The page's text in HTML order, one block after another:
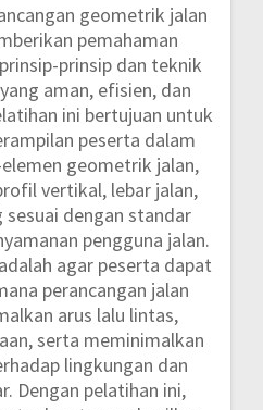
geometrik jalan
pemahaman
prinsip dan teknik
aman, efisien, dan
ini bertujuan untuk
peserta dalam
geometrik jalan,
vertikal, lebar jalan,
dengan standar
pengguna jalan.
agar peserta dapat
perancangan jalan
arus lalu lintas,
serta meminimalkan
lingkungan dan
Dengan pelatihan ini,